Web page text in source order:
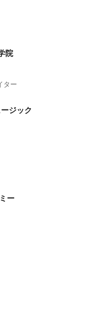
院
ター
ジック
ー